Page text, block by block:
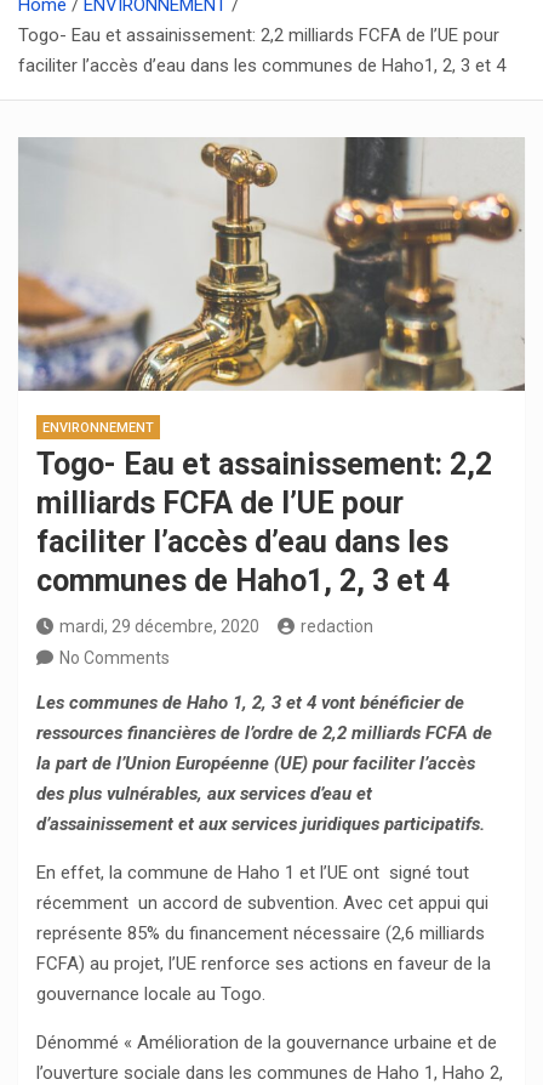
Home
ENVIRONNEMENT
Togo- Eau et assainissement: 2,2 milliards FCFA de l’UE pour
faciliter l’accès d’eau dans les communes de Haho1, 2, 3 et 4
ENVIRONNEMENT
Togo- Eau et assainissement: 2,2
milliards FCFA de l’UE pour
faciliter l’accès d’eau dans les
communes de Haho1, 2, 3 et 4
mardi, 29 décembre, 2020
redaction
No Comments
Les communes de Haho 1, 2, 3 et 4 vont bénéficier de
ressources financières de l’ordre de 2,2 milliards FCFA de
la part de l’Union Européenne (UE) pour faciliter l’accès
des plus vulnérables, aux services d’eau et
d’assainissement et aux services juridiques participatifs.
En effet, la commune de Haho 1 et l’UE ont signé tout
récemment un accord de subvention. Avec cet appui qui
représente 85% du financement nécessaire (2,6 milliards
FCFA) au projet, l’UE renforce ses actions en faveur de la
gouvernance locale au Togo.
Dénommé « Amélioration de la gouvernance urbaine et de
l’ouverture sociale dans les communes de Haho 1, Haho 2,